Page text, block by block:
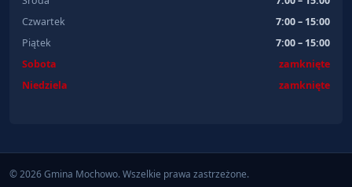
Czwartek
7:00 – 15:00
Piątek
7:00 – 15:00
Sobota
zamknięte
Niedziela
zamknięte
© 2026 Gmina Mochowo. Wszelkie prawa zastrzeżone.